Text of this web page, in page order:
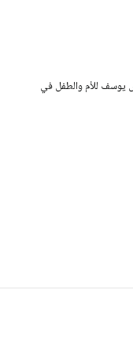
يوسف للأم والطفل في